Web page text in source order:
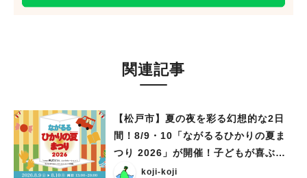
関連記事
【松戸市】夏の夜を彩る幻想的な2日
間！8/9・10「ながるるひかりの夏ま
つり 2026」が開催！子どもが喜ぶワ
ークショップや限定ヒーローショーも
koji-koji
#イベント#公園#教えたい／教えて投稿記事